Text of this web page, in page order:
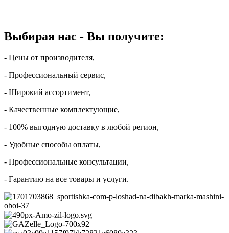
Выбирая нас - Вы получите:
- Цены от производителя,
- Профессиональный сервис,
- Широкий ассортимент,
- Качественные комплектующие,
- 100% выгодную доставку в любой регион,
- Удобные способы оплаты,
- Профессиональные консультации,
- Гарантию на все товары и услуги.